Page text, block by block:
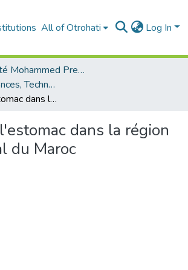
All of Otrohati Log In
Université Mohammed Premier - Oujda
CEDoc en Sciences, Technologies, Ingénierie et Santé
Cancer de l'estomac dans la région de l'oriental du Maroc
dans la région
du Maroc